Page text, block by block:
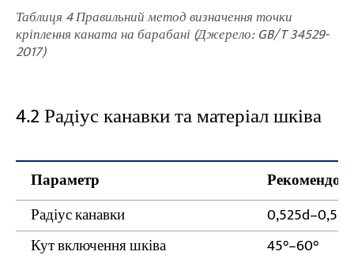
Таблиця 4 Правильний метод визначення точки
кріплення каната на барабані (Джерело: GB/T 34529-
2017)
4.2 Радіус канавки та матеріал шківа
Параметр
Радіус канавки
Кут включення шківа
45°–60°